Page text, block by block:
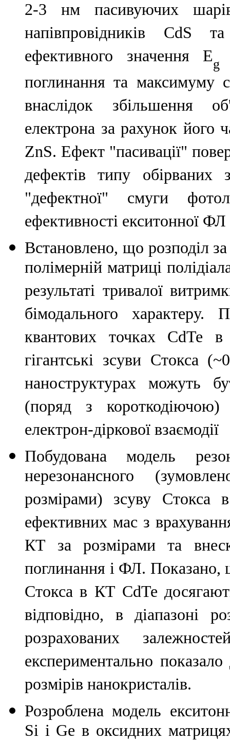
2-3 нм пасивуючих
напівпровідників CdS
ефективного значення Eg
поглинання та максимуму
внаслідок збільшення
електрона за рахунок його
ZnS. Ефект "пасивації"
дефектів типу обірваних
"дефектної" смуги
ефективності екситонної
Встановлено, що розподіл
полімерній матриці
результаті тривалої
бімодального
квантових точках CdTe
гігантські зсуви Стокса
наноструктурах можуть
(поряд з короткодіючою)
електрон-діркової взаємодії
Побудована модель
нерезонансного
розмірами) зсуву
ефективних мас з
КТ за розмірами та
поглинання і ФЛ. Показано,
Стокса в КТ CdTe
відповідно, в
розрахованих
експериментально
розмірів нанокристалів.
Розроблена модель
Si і Ge в оксидних